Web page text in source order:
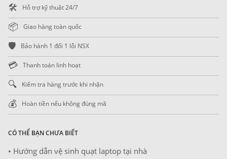
🛠️ Hỗ trợ kỹ thuật 24/7
📦 Giao hàng toàn quốc
🛡️ Bảo hành 1 đổi 1 lỗi NSX
💳 Thanh toán linh hoạt
🔍 Kiểm tra hàng trước khi nhận
💰 Hoàn tiền nếu không đúng mã
CÓ THỂ BẠN CHƯA BIẾT
• Hướng dẫn vệ sinh quạt laptop tại nhà